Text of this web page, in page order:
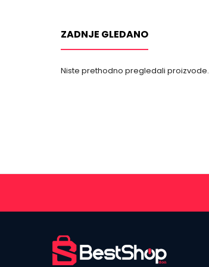
ZADNJE GLEDANO
Niste prethodno pregledali proizvode.